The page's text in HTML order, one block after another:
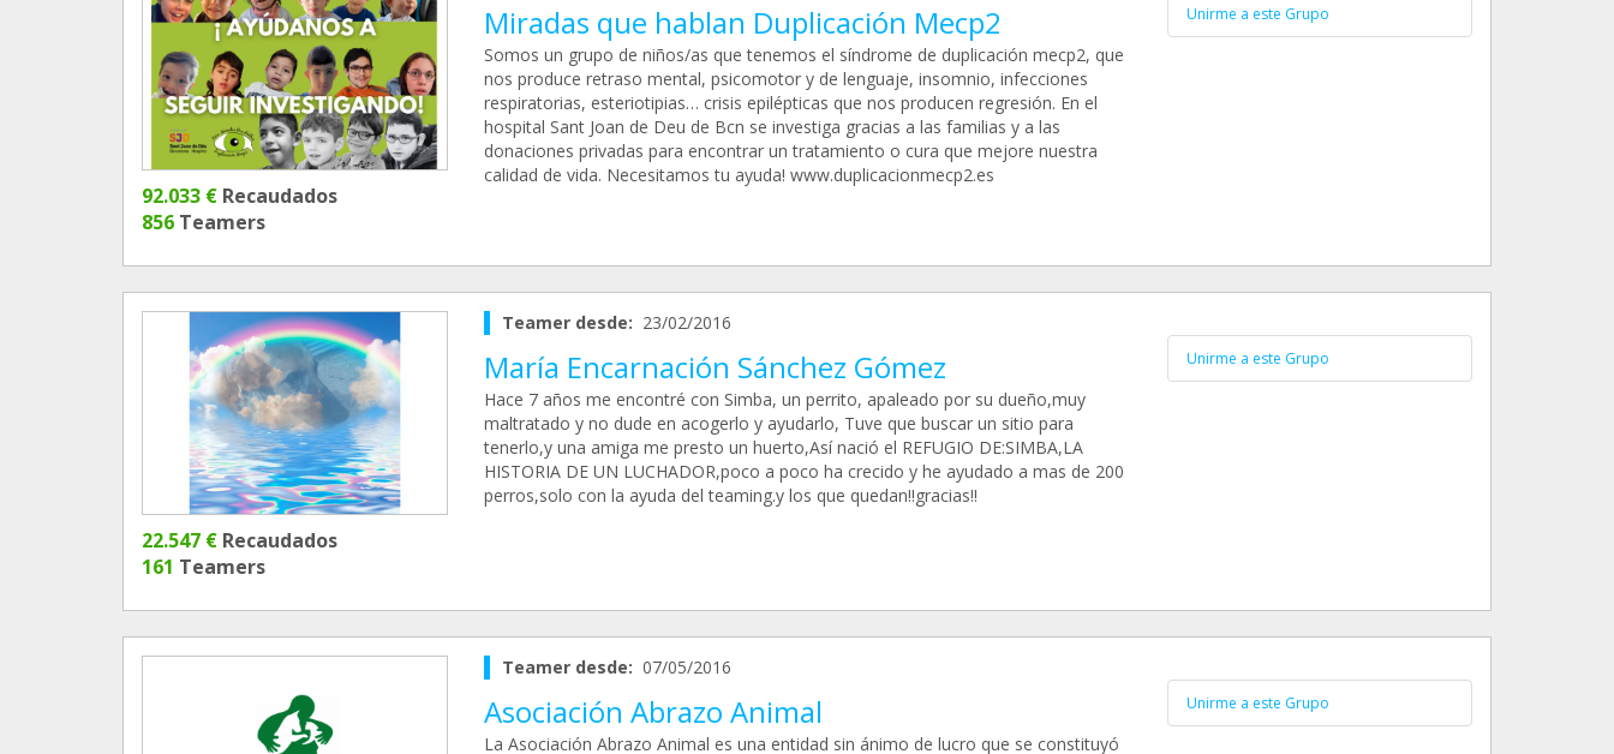
92.033 € Recaudados
856 Teamers
Miradas que hablan Duplicación Mecp2
Somos un grupo de niños/as que tenemos el síndrome de duplicación mecp2, que
nos produce retraso mental, psicomotor y de lenguaje, insomnio, infecciones
respiratorias, esteriotipias… crisis epilépticas que nos producen regresión. En el
hospital Sant Joan de Deu de Bcn se investiga gracias a las familias y a las
donaciones privadas para encontrar un tratamiento o cura que mejore nuestra
calidad de vida. Necesitamos tu ayuda! www.duplicacionmecp2.es
Unirme a este Grupo
22.547 € Recaudados
161 Teamers
Teamer desde: 23/02/2016
María Encarnación Sánchez Gómez
Hace 7 años me encontré con Simba, un perrito, apaleado por su dueño,muy
maltratado y no dude en acogerlo y ayudarlo, Tuve que buscar un sitio para
tenerlo,y una amiga me presto un huerto,Así nació el REFUGIO DE:SIMBA,LA
HISTORIA DE UN LUCHADOR,poco a poco ha crecido y he ayudado a mas de 200
perros,solo con la ayuda del teaming.y los que quedan!!gracias!!
Unirme a este Grupo
Teamer desde: 07/05/2016
Asociación Abrazo Animal
La Asociación Abrazo Animal es una entidad sin ánimo de lucro que se constituyó
Unirme a este Grupo